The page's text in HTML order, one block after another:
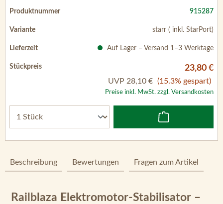
915287
starr ( inkl. StarPort)
Auf Lager – Versand 1–3 Werktage
23,80 €
UVP 28,10 € (15.3% gespart)
Preise inkl. MwSt. zzgl. Versandkosten
Beschreibung Bewertungen Fragen zum Artikel
Railblaza Elektromotor-Stabilisator –